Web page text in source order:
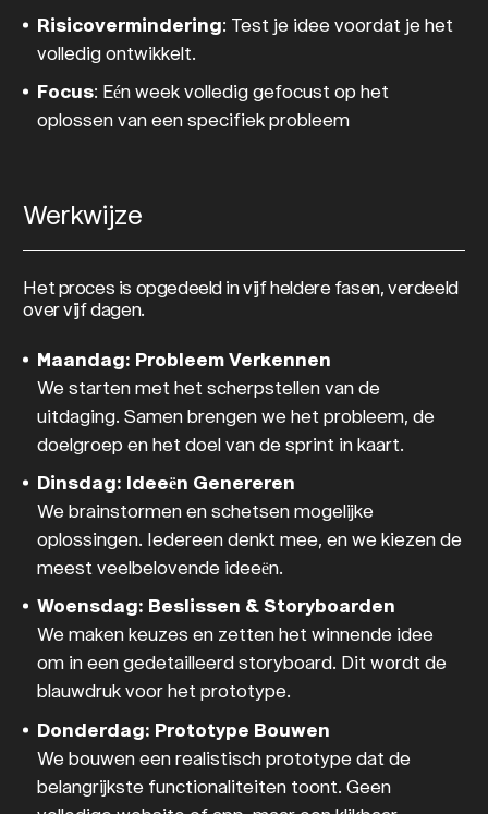
Risicovermindering: Test je idee voordat je het
volledig ontwikkelt.
Focus: Eén week volledig gefocust op het
oplossen van een specifiek probleem
Werkwijze
Het proces is opgedeeld in vijf heldere fasen, verdeeld
over vijf dagen.
Maandag: Probleem Verkennen
We starten met het scherpstellen van de
uitdaging. Samen brengen we het probleem, de
doelgroep en het doel van de sprint in kaart.
Dinsdag: Ideeën Genereren
We brainstormen en schetsen mogelijke
oplossingen. Iedereen denkt mee, en we kiezen de
meest veelbelovende ideeën.
Woensdag: Beslissen & Storyboarden
We maken keuzes en zetten het winnende idee
om in een gedetailleerd storyboard. Dit wordt de
blauwdruk voor het prototype.
Donderdag: Prototype Bouwen
We bouwen een realistisch prototype dat de
belangrijkste functionaliteiten toont. Geen